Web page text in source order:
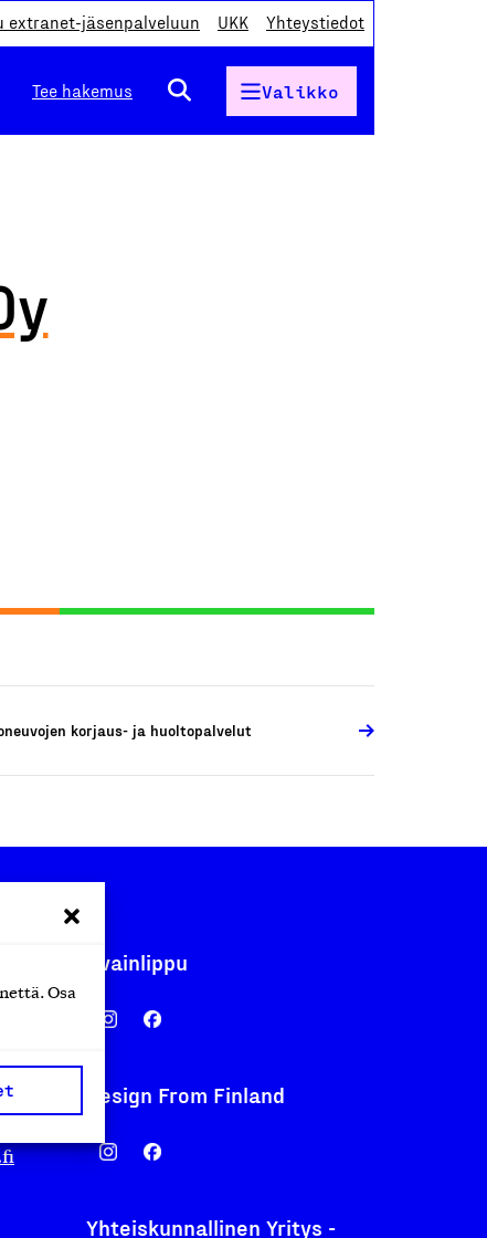
Osa
extranet-jäsenpalveluun UKK Yhteystiedot
Tee hakemus Valikko
korjaus- ja huoltopalvelut
Avainlippu
Design From Finland
Yhteiskunnallinen Yritys -